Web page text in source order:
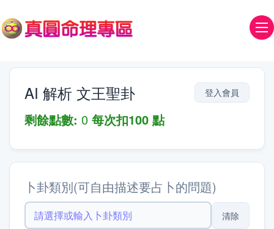
AI 解析 文王聖卦
剩餘點數: 0 每次扣100 點
卜卦類別(可自由描述要占卜的問題)
清除